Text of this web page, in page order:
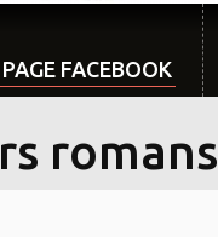
PAGE FACEBOOK
romans